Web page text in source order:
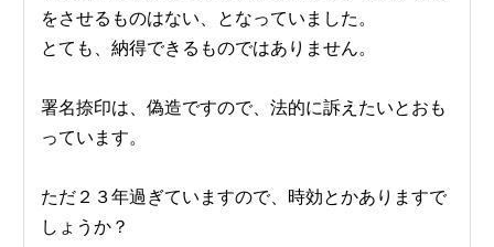
をさせるものはない、となっていました。
とても、納得できるものではありません。
署名捺印は、偽造ですので、法的に訴えたいとおも
っています。
ただ２３年過ぎていますので、時効とかありますで
しょうか？